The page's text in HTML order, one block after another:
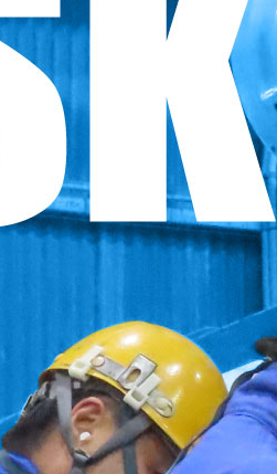
長に就任。社長に赤星 健二が
子市から市原市に移転
許可の認定
赤星工業株式会社」に社名を変更
・工場を現在地に移転
を導入
証を取得